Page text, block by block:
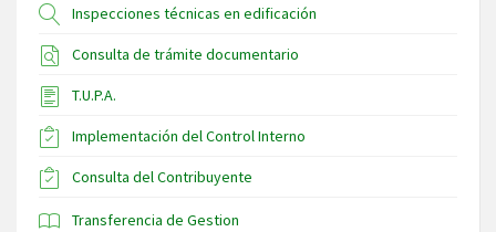
Inspecciones técnicas en edificación
Consulta de trámite documentario
T.U.P.A.
Implementación del Control Interno
Consulta del Contribuyente
Transferencia de Gestion